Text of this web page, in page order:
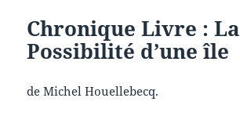
Chronique Livre : La
Possibilité d’une île
de Michel Houellebecq.